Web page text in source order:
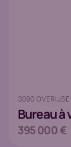
3090 OVERIJSE
Bureauà
395 000 €